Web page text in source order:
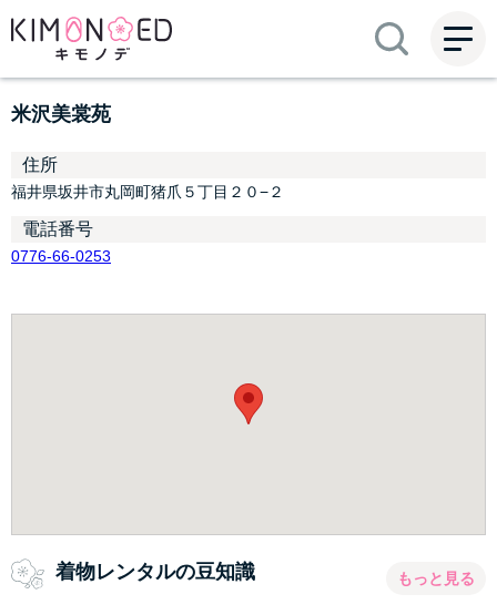
ME
NU
米沢美裳苑
住所
福井県坂井市丸岡町猪爪５丁目２０−２
電話番号
0776-66-0253
着物レンタルの豆知識 もっと見る